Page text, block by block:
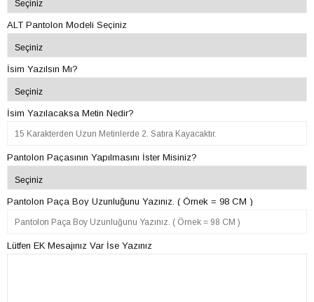
ALT Pantolon Modeli Seçiniz
İsim Yazılsın Mı?
İsim Yazılacaksa Metin Nedir?
Pantolon Paçasının Yapılmasını İster Misiniz?
Pantolon Paça Boy Uzunluğunu Yazınız. ( Örnek = 98 CM )
Lütfen EK Mesajınız Var İse Yazınız